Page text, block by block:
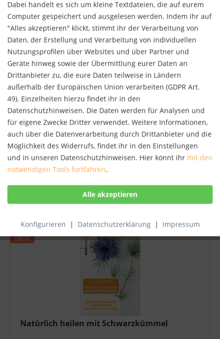
Dabei handelt es sich um kleine Textdateien, die auf eurem
Computer gespeichert und ausgelesen werden. Indem ihr auf
"Alles akzeptieren" klickt, stimmt ihr der Verarbeitung von
Daten, der Erstellung und Verarbeitung von individuellen
Nutzungsprofilen über Websites und über Partner und
Geräte hinweg sowie der Übermittlung eurer Daten an
Drittanbieter zu, die eure Daten teilweise in Ländern
außerhalb der Europäischen Union verarbeiten (GDPR Art.
49). Einzelheiten hierzu findet ihr in den
Datenschutzhinweisen. Die Daten werden für Analysen und
für eigene Zwecke Dritter verwendet. Weitere Informationen,
auch über die Datenverarbeitung durch Drittanbieter und die
Möglichkeit des Widerrufs, findet ihr in den Einstellungen
und in unseren Datenschutzhinweisen. Hier könnt ihr mit den
notwendigen Tools fortfahren.
Konfigurieren | Datenschutzerklärung | Impressum
Merken
Kursbuch Fibromyalgie
Vom Fibromyalgieexperten und Fernseharzt Dr.
Thomas Weiss Erst seit kurzer Zeit gibt es
verbindliche wissenschaftliche Leitlinien zu diesem
Fibromyalgie-Experten war Dr. Thomas Weiss an...
Merken
NEU
Natürlich heilen mit Schwarzkümmel